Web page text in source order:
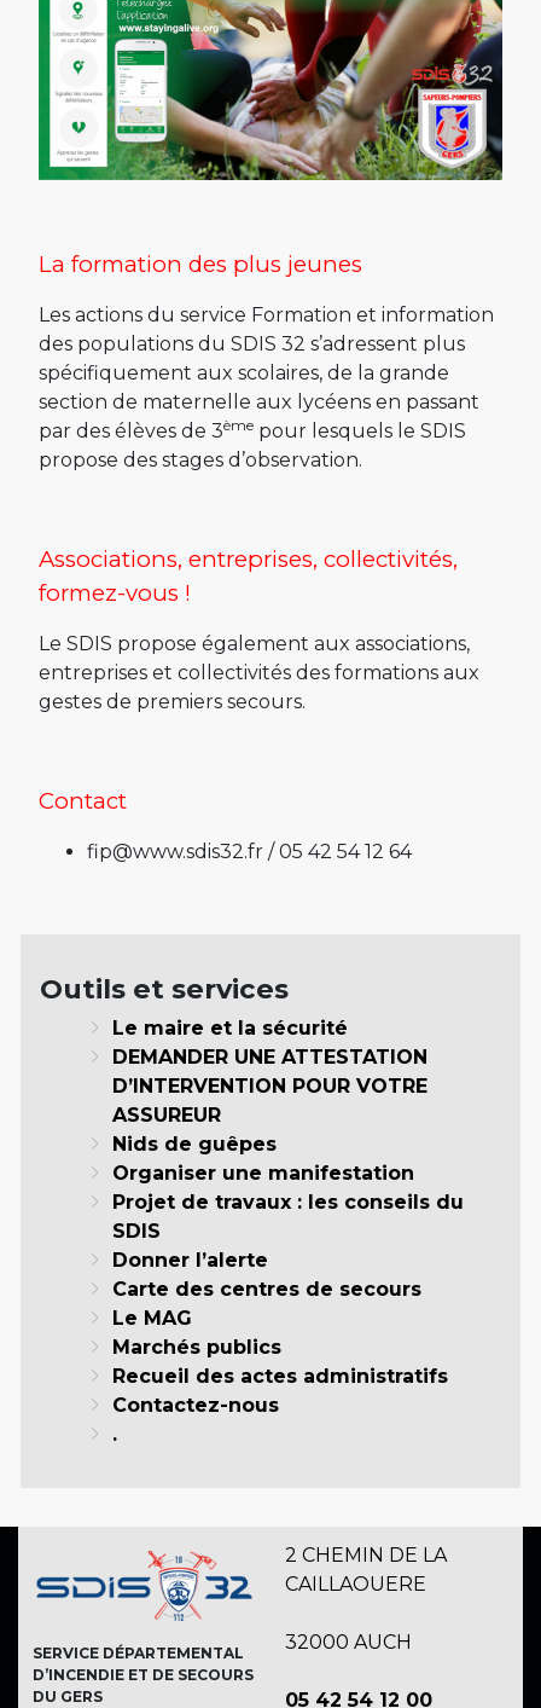
La formation des plus jeunes
Les actions du service Formation et information
des populations du SDIS 32 s’adressent plus
spécifiquement aux scolaires, de la grande
section de maternelle aux lycéens en passant
par des élèves de 3ème pour lesquels le SDIS
propose des stages d’observation.
Associations, entreprises, collectivités,
formez-vous !
Le SDIS propose également aux associations,
entreprises et collectivités des formations aux
gestes de premiers secours.
Contact
fip@www.sdis32.fr / 05 42 54 12 64
Outils et services
Le maire et la sécurité
DEMANDER UNE ATTESTATION
D’INTERVENTION POUR VOTRE
ASSUREUR
Nids de guêpes
Organiser une manifestation
Projet de travaux : les conseils du
SDIS
Donner l’alerte
Carte des centres de secours
Le MAG
Marchés publics
Recueil des actes administratifs
Contactez-nous
.
SERVICE DÉPARTEMENTAL
D’INCENDIE ET DE SECOURS
DU GERS
2 CHEMIN DE LA
CAILLAOUERE
32000 AUCH
05 42 54 12 00